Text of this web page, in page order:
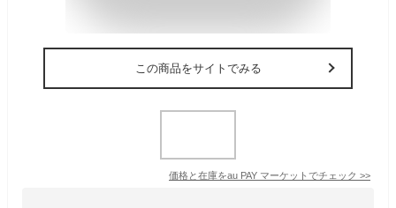
この商品をサイトでみる
価格と在庫をau PAY マーケット でチェック >>